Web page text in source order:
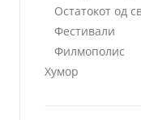
Остатокот од
Фестивали
Филмополис
Хумор